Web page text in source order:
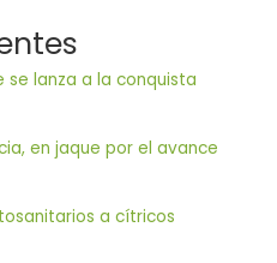
se lanza a la conquista
en jaque por el avance
a cítricos